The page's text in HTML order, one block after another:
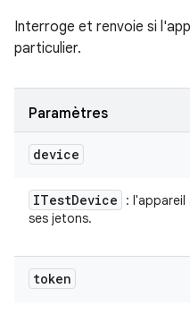
Interroge et renvoie si
particulier.
Paramètres
device
ITestDevice
:
ses jetons.
token